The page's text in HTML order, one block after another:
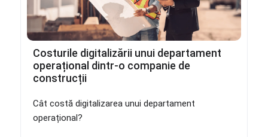
Costurile digitalizării unui departament
operațional dintr-o companie de
construcții
Cât costă digitalizarea unui departament
operațional?